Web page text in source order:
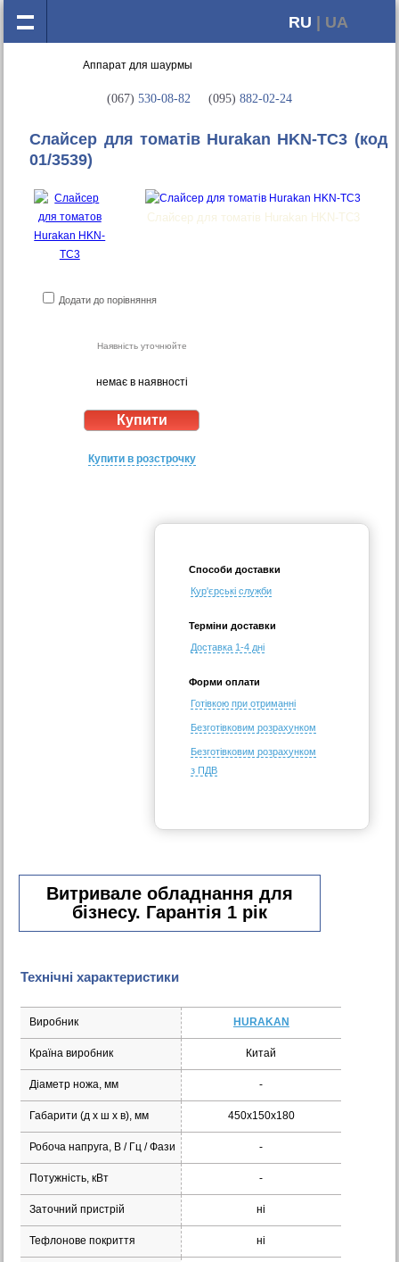
RU | UA
(067) 530-08-82 (095) 882-02-24
Слайсер для томатів Hurakan HKN-TC3 (код
01/3539)
Слайсер для томатів Hurakan HKN-TC3
Додати до порівняння
Наявність уточнюйте
немає в наявності
Купити в розстрочку
Способи доставки
Кур'єрські служби
Терміни доставки
Доставка 1-4 дні
Форми оплати
Готівкою при отриманні
Безготівковим розрахунком
Безготівковим розрахунком
з ПДВ
Витривале обладнання для
бізнесу. Гарантія 1 рік
Технічні характеристики
Виробник HURAKAN
Країна виробник Китай
Діаметр ножа, мм -
Габарити (д х ш x в), мм 450х150х180
Робоча напруга, В / Гц / Фази -
Потужність, кВт -
Заточний пристрій ні
Тефлонове покриття ні